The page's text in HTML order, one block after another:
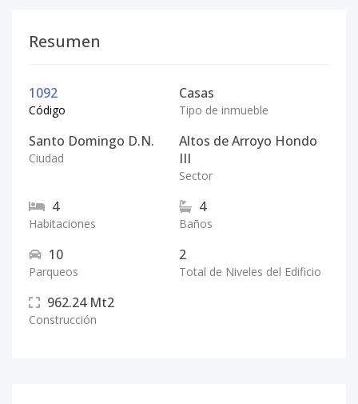
Resumen
1092
Código
Casas
Tipo de inmueble
Santo Domingo D.N.
Ciudad
Altos de Arroyo Hondo
III
Sector
4
Habitaciones
4
Baños
10
Parqueos
2
Total de Niveles del Edificio
962.24 Mt2
Construcción